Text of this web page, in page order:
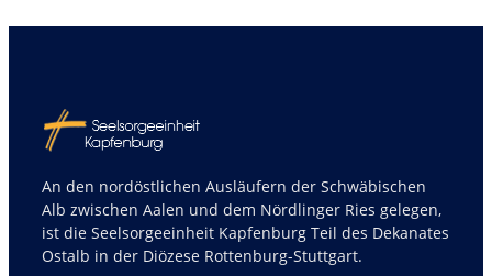
An den nordöstlichen Ausläufern der Schwäbischen
Alb zwischen Aalen und dem Nördlinger Ries gelegen,
ist die Seelsorgeeinheit Kapfenburg Teil des Dekanates
Ostalb in der Diözese Rottenburg-Stuttgart.